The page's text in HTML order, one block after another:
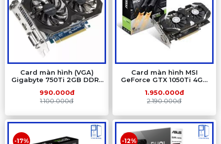
Card màn hình (VGA)
Gigabyte 750Ti 2GB DDR5
990.000đ
1.100.000đ
Card màn hình MSI
GeForce GTX 1050Ti 4GB
1.950.000đ
2.190.000đ
-17% -12%